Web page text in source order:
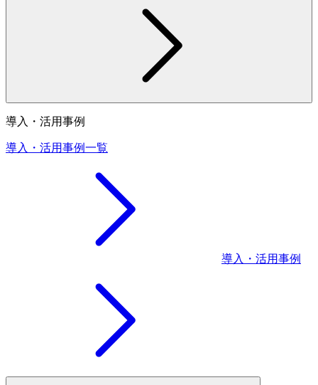
導入・活用事例
導入・活用事例一覧
導入・活用事例